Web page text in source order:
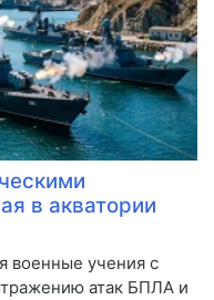
в акватории
военные учения с
атак БПЛА и